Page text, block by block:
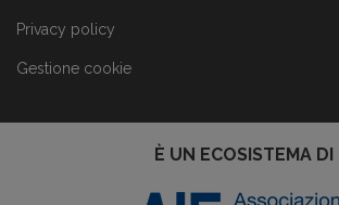
Privacy policy
Gestione cookie
È UN ECOSISTEMA DI